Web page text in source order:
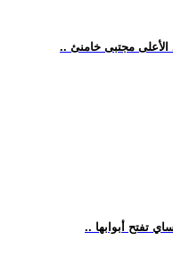
الأعلى مجتبى خامنئ
تفتح أبوابها